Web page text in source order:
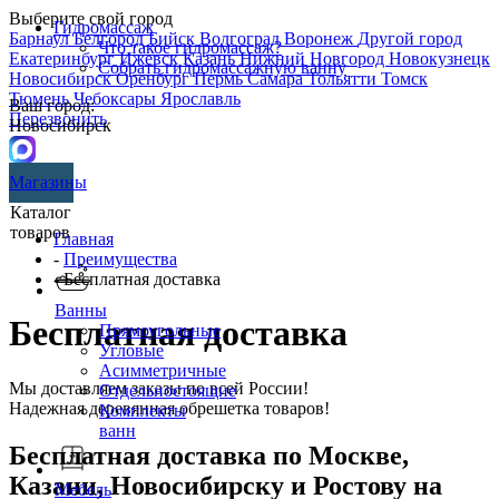
Выберите свой город
БарнаулБелгородБийск ВолгоградВоронеж Другой город
ЕкатеринбургИжевскКазаньНижний Новгород Новокузнецк
НовосибирскОренбургПермьСамараТольятти Томск
ТюменьЧебоксары Ярославль
Перезвонить
Гидромассаж
Что такое гидромассаж?
Собрать гидромассажную ванну
Ваш город:
Новосибирск
Магазины
Каталог
товаров
Ванны
Прямоугольные
Угловые
Асимметричные
Отдельностоящие
Комплекты
ванн
Мебель
Главная
- Преимущества
- Бесплатная доставка
Бесплатная доставка
Мы доставляем заказы по всей России!
Надежная деревянная обрешетка товаров!
Бесплатная доставка по Москве,
Казани, Новосибирску и Ростову на